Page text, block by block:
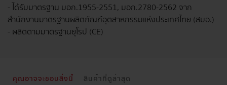
- ได้รับมาตรฐาน มอก.1955-2551, มอก.2780-2562 จาก
สำนักงานมาตรฐานผลิตภัณฑ์อุตสาหกรรมแห่งประเทศไทย (สมอ.)
- ผลิตตามมาตรฐานยุโรป (CE)
คุณอาจจะชอบสิ่งนี้ สินค้าที่ดูล่าสุด